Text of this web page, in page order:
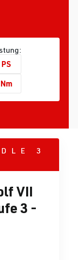
3
VII
3 -